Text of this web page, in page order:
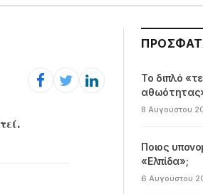
Το διπλό
8 Αυγούστου
Ποιος
«Ελπίδα»;
6 Αυγούστου